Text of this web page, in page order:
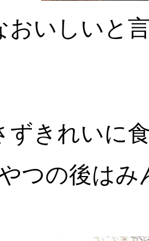
おいしいと
ずきれいに
つの後はみ